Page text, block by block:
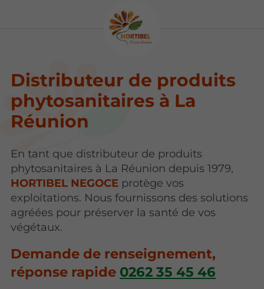
Distributeur de produits
phytosanitaires à La
Réunion
En tant que distributeur de produits
phytosanitaires à La Réunion depuis 1979,
HORTIBEL NEGOCE protège vos
exploitations. Nous fournissons des solutions
agréées pour préserver la santé de vos
végétaux.
Demande de renseignement,
réponse rapide 0262 35 45 46